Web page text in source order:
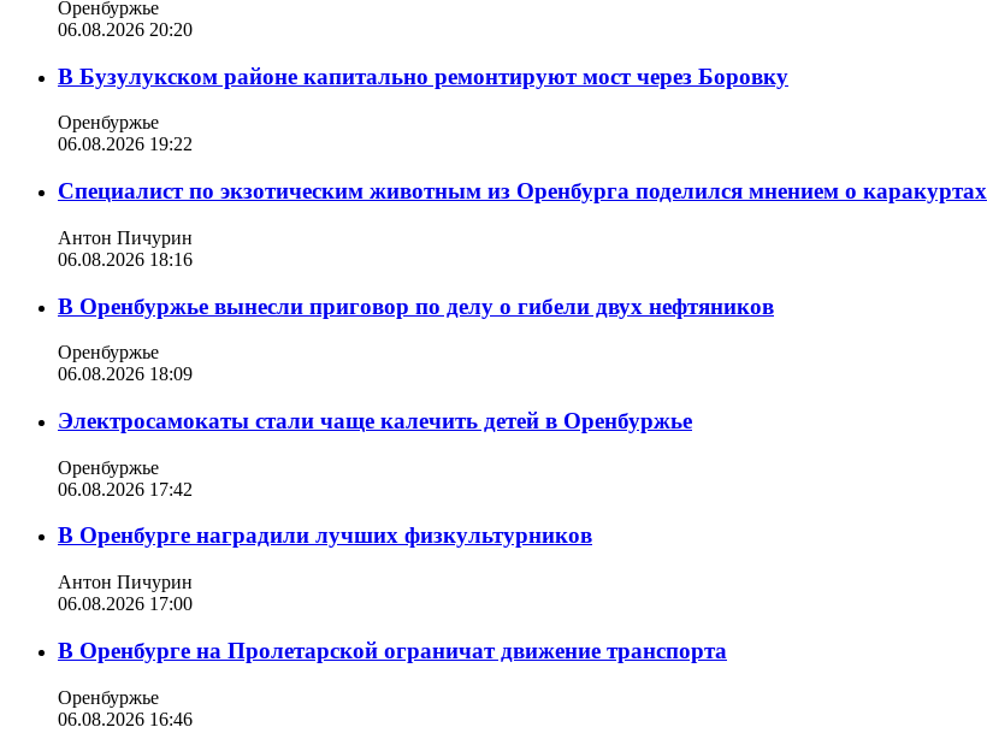
Оренбуржье
06.08.2026 20:20
В Бузулукском районе капитально ремонтируют мост через Боровку
Оренбуржье
06.08.2026 19:22
Специалист по экзотическим животным из Оренбурга поделился мнением о каракуртах
Антон Пичурин
06.08.2026 18:16
В Оренбуржье вынесли приговор по делу о гибели двух нефтяников
Оренбуржье
06.08.2026 18:09
Электросамокаты стали чаще калечить детей в Оренбуржье
Оренбуржье
06.08.2026 17:42
В Оренбурге наградили лучших физкультурников
Антон Пичурин
06.08.2026 17:00
В Оренбурге на Пролетарской ограничат движение транспорта
Оренбуржье
06.08.2026 16:46